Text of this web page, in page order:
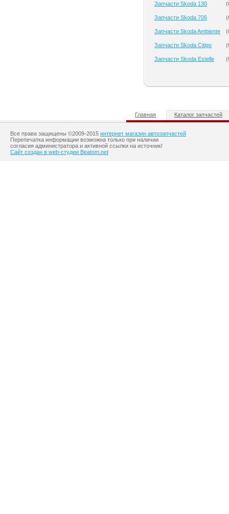
Запчасти Skoda 130 (
Запчасти Skoda 706 (
Запчасти Skoda Ambiente (
Запчасти Skoda Citigo (
Запчасти Skoda Estelle (
Главная Каталог запчастей
Все права защищены ©2009-2015 интернет магазин автозапчастей
Перепечатка информации возможна только при наличии
согласия администратора и активной ссылки на источник!
Сайт создан в web-студии Beatom.net